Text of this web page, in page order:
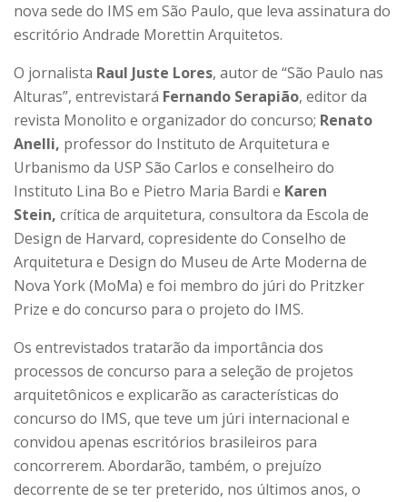
nova sede do IMS em São Paulo, que leva assinatura do
escritório Andrade Morettin Arquitetos.
O jornalista Raul Juste Lores, autor de “São Paulo nas
Alturas”, entrevistará Fernando Serapião, editor da
revista Monolito e organizador do concurso; Renato
Anelli, professor do Instituto de Arquitetura e
Urbanismo da USP São Carlos e conselheiro do
Instituto Lina Bo e Pietro Maria Bardi e Karen
Stein, crítica de arquitetura, consultora da Escola de
Design de Harvard, copresidente do Conselho de
Arquitetura e Design do Museu de Arte Moderna de
Nova York (MoMa) e foi membro do júri do Pritzker
Prize e do concurso para o projeto do IMS.
Os entrevistados tratarão da importância dos
processos de concurso para a seleção de projetos
arquitetônicos e explicarão as características do
concurso do IMS, que teve um júri internacional e
convidou apenas escritórios brasileiros para
concorrerem. Abordarão, também, o prejuízo
decorrente de se ter preterido, nos últimos anos, o